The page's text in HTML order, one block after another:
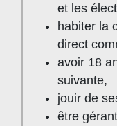
et les
habiter la
direct
avoir 18
suivante,
jouir de
être